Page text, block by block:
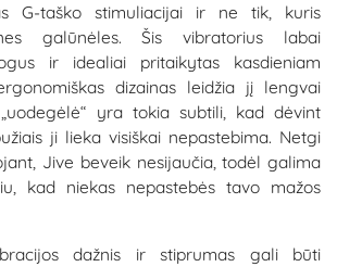
G-taško stimuliacijai ir ne tik, kuris
galūnėles. Šis vibratorius labai
ir idealiai pritaikytas kasdieniam
dizainas leidžia jį lengvai
yra tokia subtili, kad dėvint
ji lieka visiškai nepastebima. Netgi
Jive beveik nesijaučia, todėl galima
kad niekas nepastebės tavo mažos
dažnis ir stiprumas gali būti